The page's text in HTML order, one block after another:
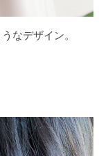
なデザイン。